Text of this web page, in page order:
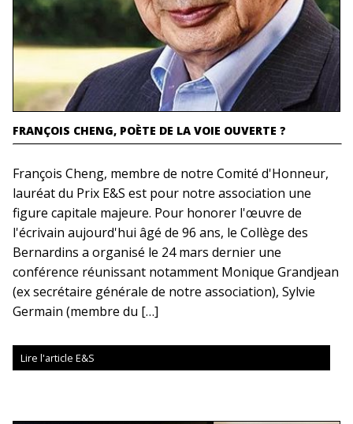
FRANÇOIS CHENG, POÈTE DE LA VOIE OUVERTE ?
François Cheng, membre de notre Comité d'Honneur,
lauréat du Prix E&S est pour notre association une
figure capitale majeure. Pour honorer l'œuvre de
l'écrivain aujourd'hui âgé de 96 ans, le Collège des
Bernardins a organisé le 24 mars dernier une
conférence réunissant notamment Monique Grandjean
(ex secrétaire générale de notre association), Sylvie
Germain (membre du […]
Lire l'article E&S